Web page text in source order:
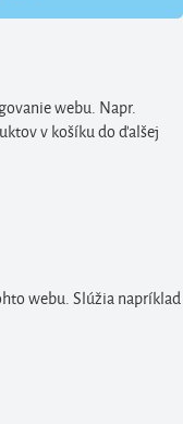
webu. Napr.
v košíku do ďalšej
webu. Slúžia napríklad